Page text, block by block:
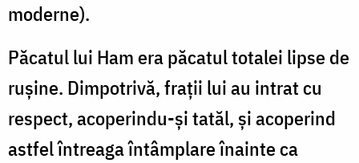
moderne).
Păcatul lui Ham era păcatul totalei lipse de
ruşine. Dimpotrivă, fraţii lui au intrat cu
respect, acoperindu-şi tatăl, şi acoperind
astfel întreaga întâmplare înainte ca